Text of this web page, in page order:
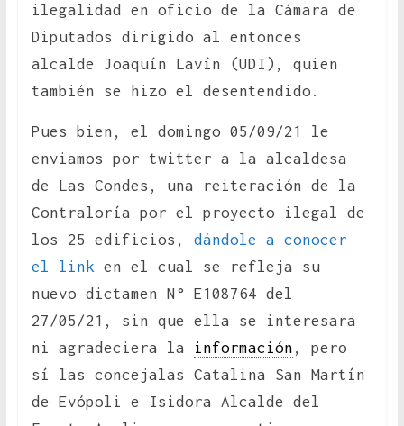
ilegalidad en oficio de la Cámara de
Diputados dirigido al entonces
alcalde Joaquín Lavín (UDI), quien
también se hizo el desentendido.
Pues bien, el domingo 05/09/21 le
enviamos por twitter a la alcaldesa
de Las Condes, una reiteración de la
Contraloría por el proyecto ilegal de
los 25 edificios, dándole a conocer
el linken el cual se refleja su
nuevo dictamen N° E108764 del
27/05/21, sin que ella se interesara
ni agradeciera la
información , pero
sí las concejalas Catalina San Martín
de Evópoli e Isidora Alcalde del